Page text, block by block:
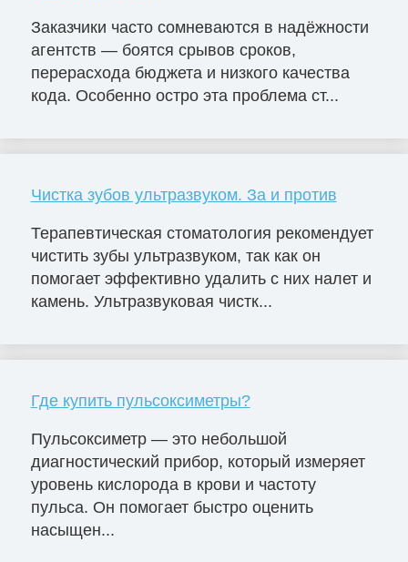
Заказчики часто сомневаются в надёжности
агентств — боятся срывов сроков,
перерасхода бюджета и низкого качества
кода. Особенно остро эта проблема ст...
Чистка зубов ультразвуком. За и против
Терапевтическая стоматология рекомендует
чистить зубы ультразвуком, так как он
помогает эффективно удалить с них налет и
камень. Ультразвуковая чистк...
Где купить пульсоксиметры?
Пульсоксиметр — это небольшой
диагностический прибор, который измеряет
уровень кислорода в крови и частоту
пульса. Он помогает быстро оценить
насыщен...